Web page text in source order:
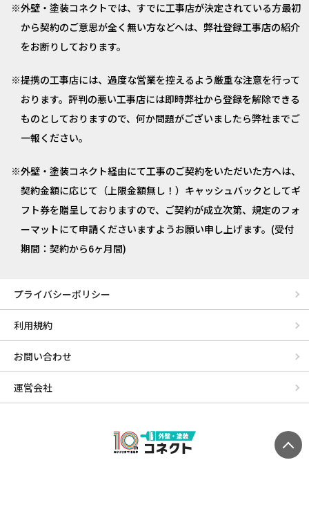
外壁・塗装コネクトでは、すでに工事店が決定されている方最初
から契約のご意思が全く無い方などへは、弊社登録工事店の紹介
をお断りしております。
提携の工事店には、過度な営業を控えるよう厳重な注意を行って
おります。評判の悪い工事店には即時弊社から登録を解除できる
ものとしておりますので、何か問題がございましたら弊社までご
一報ください。
外壁・塗装コネクト経由にて工事のご契約をいただいた方へは、
契約金額に応じて（上限金額無し！）キャッシュバックとしてギ
フト券を贈呈しておりますので、ご契約が成立次第、規定のフォ
ーマットにて申請くださいますようお願い申し上げます。(受付
期間：契約から6ヶ月間)
プライバシーポリシー
利用規約
お問い合わせ
運営会社